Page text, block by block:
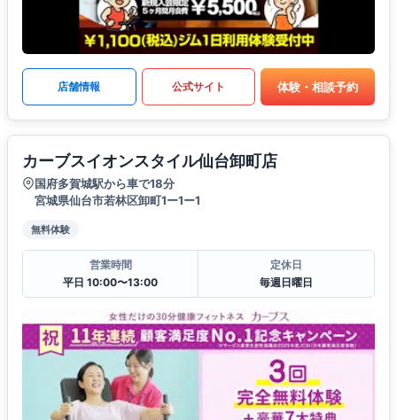
店舗情報 公式サイト 体験・相談予約
カーブスイオンスタイル仙台卸町店
国府多賀城駅から車で18分
宮城県仙台市若林区卸町1ー1ー1
無料体験
営業時間
平日 10:00〜13:00
定休日
毎週日曜日